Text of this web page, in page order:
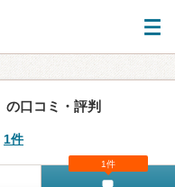
の口コミ・評判
1件
1件